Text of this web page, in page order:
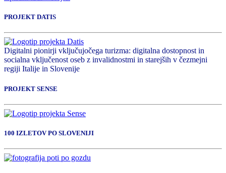
PROJEKT DATIS
Digitalni pionirji vključujočega turizma: digitalna dostopnost in
socialna vključenost oseb z invalidnostmi in starejših v čezmejni
regiji Italije in Slovenije
PROJEKT SENSE
100 IZLETOV PO SLOVENIJI